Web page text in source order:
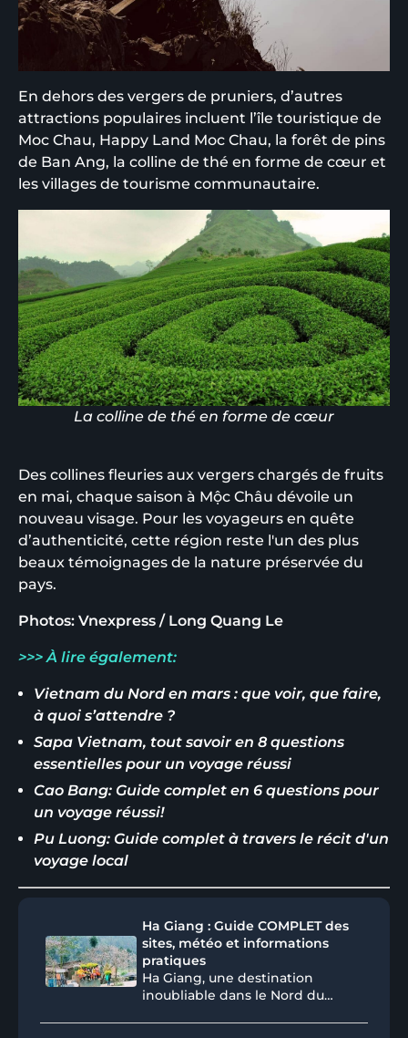
En dehors des vergers de pruniers, d’autres
attractions populaires incluent l’île touristique de
Moc Chau, Happy Land Moc Chau, la forêt de pins
de Ban Ang, la colline de thé en forme de cœur et
les villages de tourisme communautaire.
La colline de thé en forme de cœur
Des collines fleuries aux vergers chargés de fruits
en mai, chaque saison à Mộc Châu dévoile un
nouveau visage. Pour les voyageurs en quête
d’authenticité, cette région reste l'un des plus
beaux témoignages de la nature préservée du
pays.
Photos: Vnexpress / Long Quang Le
>>> À lire également:
Vietnam du Nord en mars : que voir, que faire,
à quoi s’attendre ?​​
Sapa Vietnam, tout savoir en 8 questions
essentielles pour un voyage réussi​​
Cao Bang: Guide complet en 6 questions pour
un voyage réussi!
Pu Luong: Guide complet à travers le récit d'un
voyage local
Ha Giang : Guide COMPLET des
sites, météo et informations
pratiques
Ha Giang, une destination
inoubliable dans le Nord du